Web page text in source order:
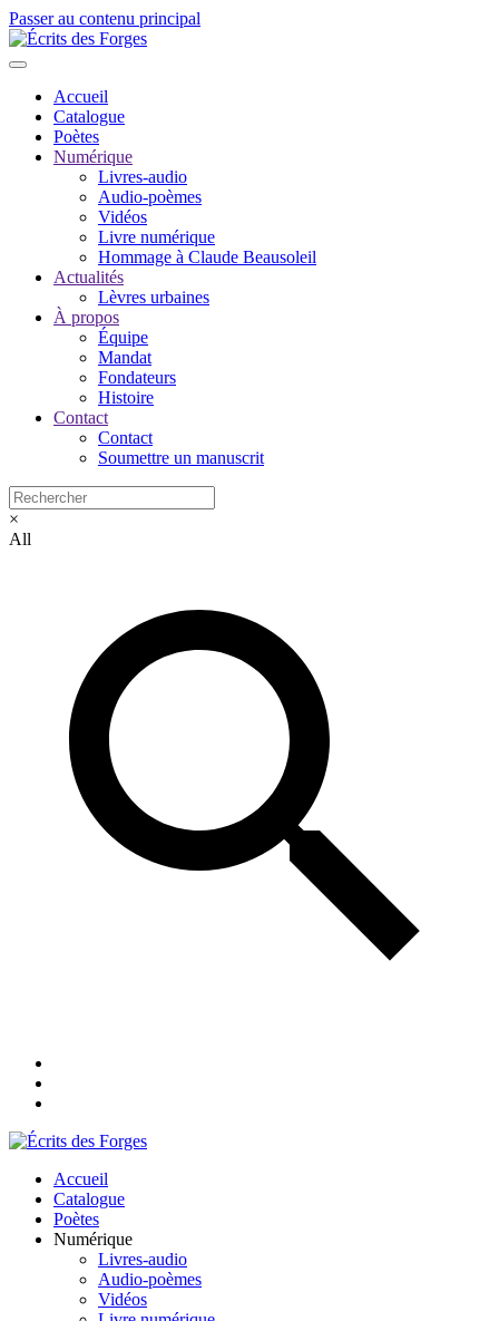
Passer au contenu principal
Accueil
Catalogue
Poètes
Numérique
Livres-audio
Audio-poèmes
Vidéos
Livre numérique
Hommage à Claude Beausoleil
Actualités
Lèvres urbaines
À propos
Équipe
Mandat
Fondateurs
Histoire
Contact
Contact
Soumettre un manuscrit
×
All
Accueil
Catalogue
Poètes
Numérique
Livres-audio
Audio-poèmes
Vidéos